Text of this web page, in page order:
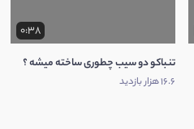
0:38
تنباکو دو سیب چطوری ساخته میشه ؟
16.6 هزار بازدید